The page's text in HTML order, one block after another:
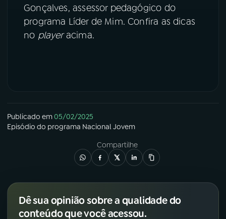
Gonçalves, assessor pedagógico do
programa Líder de Mim. Confira as dicas
no playeracima.
Publicado em05/02/2025
Episódio do programa Nacional Jovem
Compartilhe
Dê sua opinião sobre a qualidade do
conteúdo que você acessou.